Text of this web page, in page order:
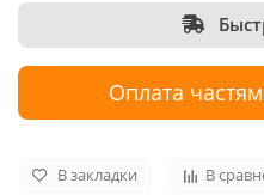
Оплата
В закладки В